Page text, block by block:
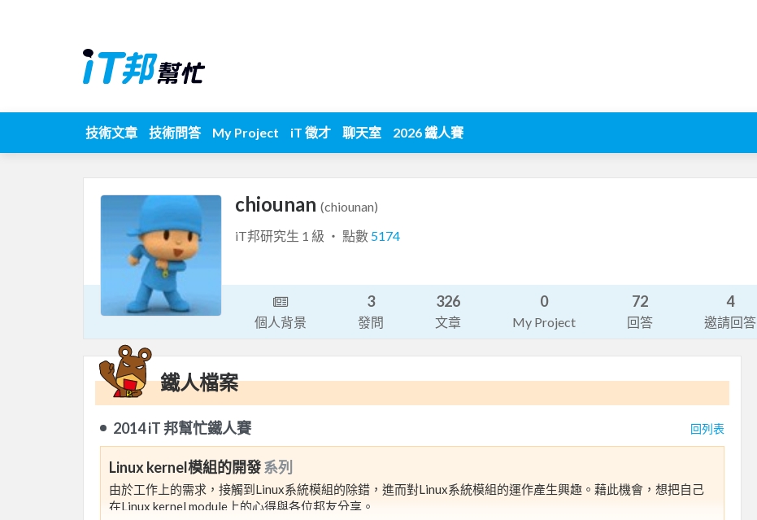
技術文章 技術問答 My Project iT 徵才 聊天室 2026 鐵人賽
chiounan (chiounan)
iT邦研究生 1 級 ‧ 點數 5174
個人背景
3
發問
326
文章
0
My Project
72
回答
4
邀請回答
鐵人檔案
2014 iT 邦幫忙鐵人賽 回列表
Linux kernel模組的開發系列
由於工作上的需求，接觸到Linux系統模組的除錯，進而對Linux系統模組的運作產生興趣。藉此機會，想把自己
在Linux kernel module上的心得與各位邦友分享。